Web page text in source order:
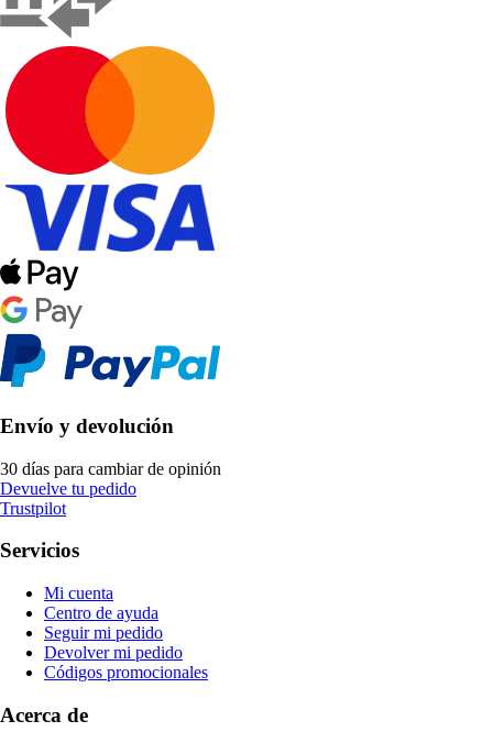
Envío y devolución
30 días para cambiar de opinión
Devuelve tu pedido
Trustpilot
Servicios
Mi cuenta
Centro de ayuda
Seguir mi pedido
Devolver mi pedido
Códigos promocionales
Acerca de